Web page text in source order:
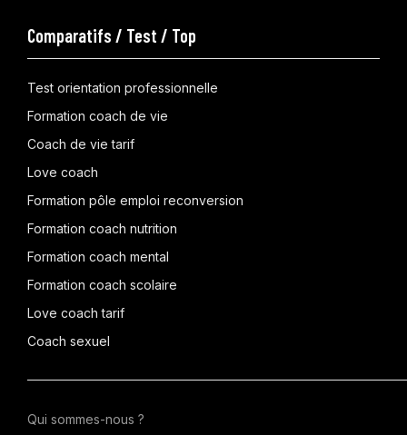
Comparatifs / Test / Top
Test orientation professionnelle
Formation coach de vie
Coach de vie tarif
Love coach
Formation pôle emploi reconversion
Formation coach nutrition
Formation coach mental
Formation coach scolaire
Love coach tarif
Coach sexuel
Qui sommes-nous ?